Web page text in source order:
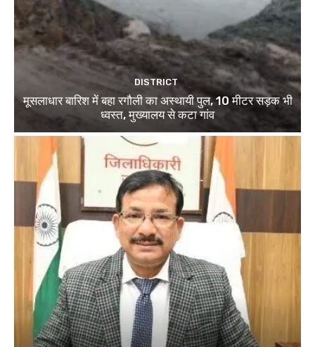
DISTRICT
मूसलाधार बारिश में बहा रगौली का अस्थायी पुल, 10 मीटर सड़क भी
ध्वस्त, मुख्यालय से कटा गांव